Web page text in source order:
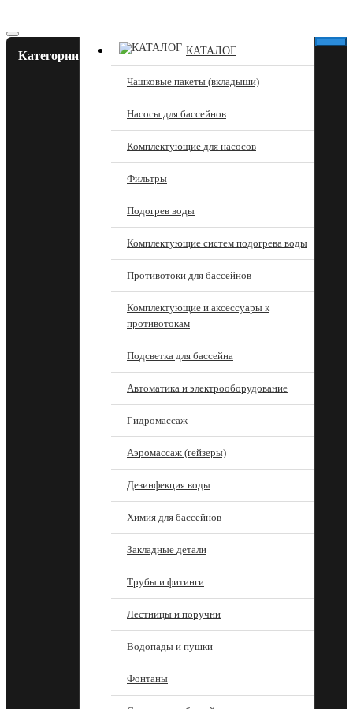
Категории КАТАЛОГ
Чашковые пакеты (вкладыши)
Насосы для бассейнов
Комплектующие для насосов
Фильтры
Подогрев воды
Комплектующие систем подогрева воды
Противотоки для бассейнов
Комплектующие и аксессуары к
противотокам
Подсветка для бассейна
Автоматика и электрооборудование
Гидромассаж
Аэромассаж (гейзеры)
Дезинфекция воды
Химия для бассейнов
Закладные детали
Трубы и фитинги
Лестницы и поручни
Водопады и пушки
Фонтаны